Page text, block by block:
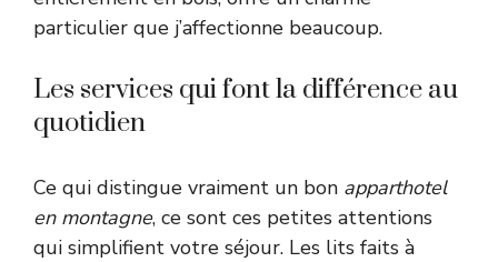
particulier que j’affectionne beaucoup.
Les services qui font la différence au
quotidien
Ce qui distingue vraiment un bon apparthotel
en montagne, ce sont ces petites attentions
qui simplifient votre séjour. Les lits faits à